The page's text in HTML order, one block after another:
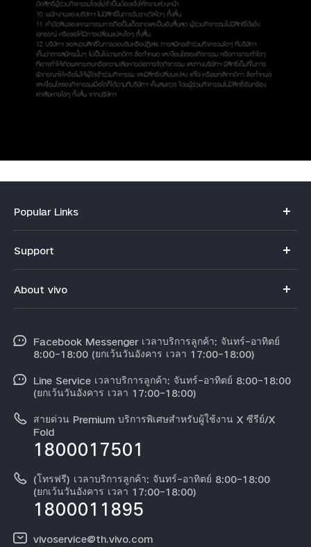
Popular Links
X300
Y31 5G
Support
Funtouch OS
อัพเดทระบบ
สอบถามเกี่ยวกับราคาอะไหล่
การตรวจยืนยันหมายเลข IMEI
คำแนะนำเกี่ยวกับบัตรรับประกันของ vivo
ดาวน์โหลด LUTs สำหรับการคืนค่า Log
About vivo
ข้อมูลข่าว
สมัครงานที่ vivo
ข้อกฏหมาย
เกี่ยวกับเรา
ศูนย์ความเป็นส่วนตัวของวีโว่
ความยั่งยืน
Facebook Messenger เวลาบริการลูกค้า: จันทร์-อาทิตย์
8:00-18:00 (ยกเว้นวันอังคาร เวลา 17:00-18:00)
Line Service เวลาบริการลูกค้า: จันทร์-อาทิตย์ 8:00-18:00
(ยกเว้นวันอังคาร เวลา 17:00-18:00)
สายด่วน Premium บริการพิเศษสำหรับผู้ใช้งาน X ซีรีย์/X
Fold
1800017501
(โทรฟรี) เวลาบริการลูกค้า: จันทร์-อาทิตย์ 8:00-18:00
(ยกเว้นวันอังคาร เวลา 17:00-18:00)
1800011895
vivoservice@th.vivo.com